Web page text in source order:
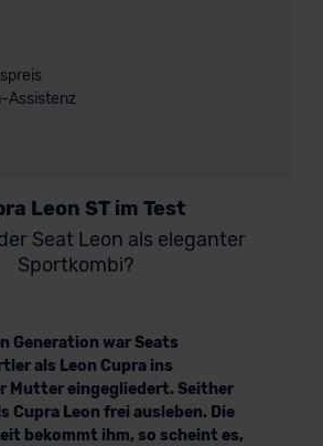
Assistenz
Leon ST im Test
Seat Leon als eleganter
Sportkombi?
Generation war Seats
als Leon Cupra ins
Mutter eingegliedert. Seither
Cupra Leon frei ausleben. Die
bekommt ihm, so scheint es,